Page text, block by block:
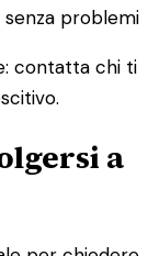
problemi
contatta chi ti
a